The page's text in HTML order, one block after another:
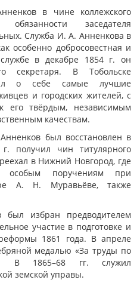
в чине коллежского
обязанности заседателя
Служба И. А. Анненкова в
особенно добросовестная и
в декабре 1854 г. он
секретаря. В Тобольске
о себе самые лучшие
и городских жителей, с
его твёрдым, независимым
качествам.
был восстановлен в
получил чин титулярного
в Нижний Новгород, где
особым поручениям при
А. Н. Муравьёве, также
избран предводителем
участие в подготовке и
1861 года. В апреле
медалью «За труды по
В 1865–68 гг. служил
земской управы.